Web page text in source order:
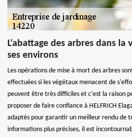
L'abattage des arbres dans la
ses environs
Les opérations de mise à mort des arbres
effectuées si les végétaux menacent de
peuvent être très difficiles et c'est la raison
proposer de faire confiance à HELFRICH
adaptés pour garantir un meilleur rendu de
informations plus précises, il est